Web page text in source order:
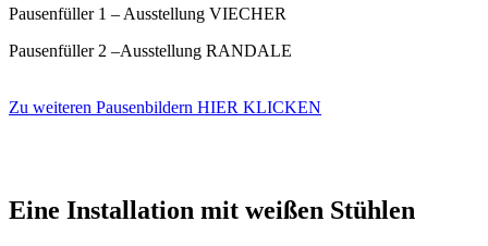
Pausenfüller 1 – Ausstellung VIECHER
Pausenfüller 2 –Ausstellung RANDALE
Zu weiteren Pausenbildern HIER KLICKEN
Eine Installation mit weißen Stühlen